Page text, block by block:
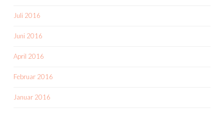
Juli 2016
Juni 2016
April 2016
Februar 2016
Januar 2016